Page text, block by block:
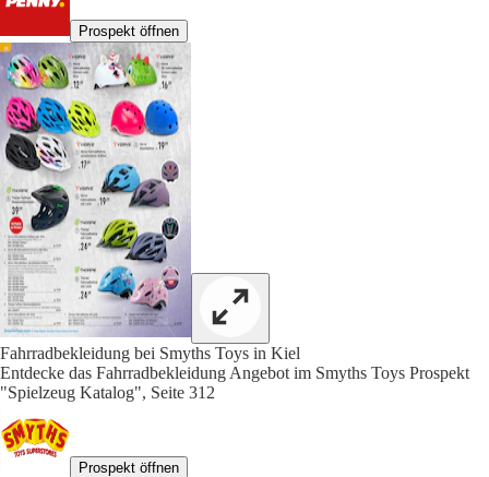
Prospekt öffnen
Fahrradbekleidung bei Smyths Toys in Kiel
Entdecke das Fahrradbekleidung Angebot im Smyths Toys Prospekt
"Spielzeug Katalog", Seite 312
Prospekt öffnen